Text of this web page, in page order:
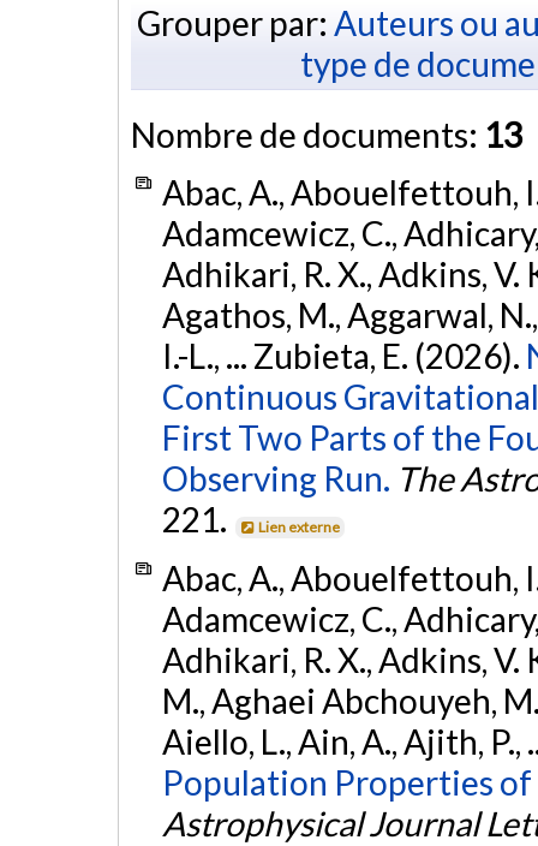
Grouper par: Auteurs ou
type de
Nombre de documents: 13
Abac, A., Abouelfettouh,
Adamcewicz, C.,
Adhikari, R. X., Adkins, V.
Agathos, M., Aggarwal,
I.-L., ... Zubieta, E. (2026).
Continuous
First Two Parts of the
Observing Run. The
221.
Lien externe
Abac, A., Abouelfettouh,
Adamcewicz, C.,
Adhikari, R. X., Adkins, V.
M., Aghaei Abchouyeh,
Aiello, L., Ain, A., Ajith,
Population Properties
Astrophysical Journal